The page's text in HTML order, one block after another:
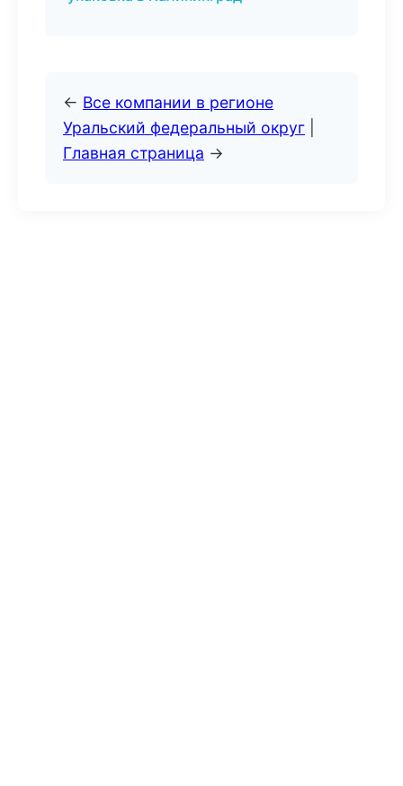
← Все компании в регионе
Уральский федеральный округ
Главная страница →